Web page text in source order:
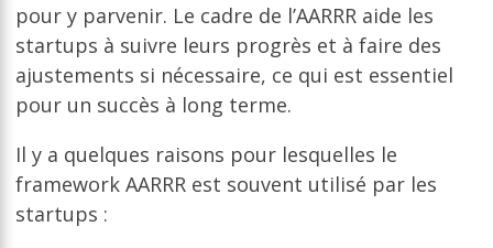
pour y parvenir. Le cadre de l’AARRR aide les
startups à suivre leurs progrès et à faire des
ajustements si nécessaire, ce qui est essentiel
pour un succès à long terme.
Il y a quelques raisons pour lesquelles le
framework AARRR est souvent utilisé par les
startups :